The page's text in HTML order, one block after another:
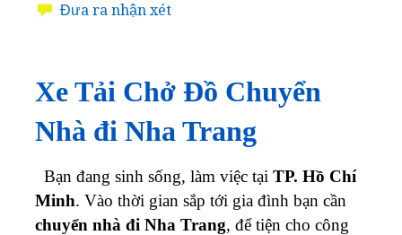
Đưa ra nhận xét
Xe Tải Chở Đồ Chuyển
Nhà đi Nha Trang
Bạn đang sinh sống, làm việc tại TP. Hồ Chí
Minh. Vào thời gian sắp tới gia đình bạn cần
chuyển nhà đi Nha Trang, để tiện cho công